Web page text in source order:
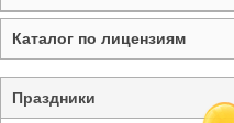
Каталог по лицензиям
Праздники